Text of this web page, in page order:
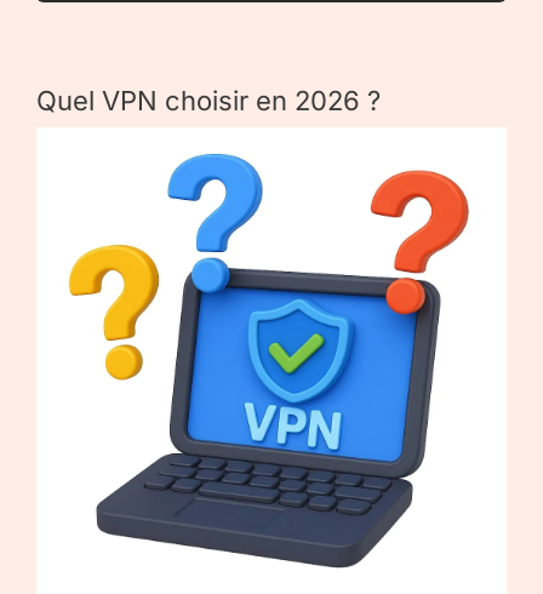
Quel VPN choisir en 2026 ?